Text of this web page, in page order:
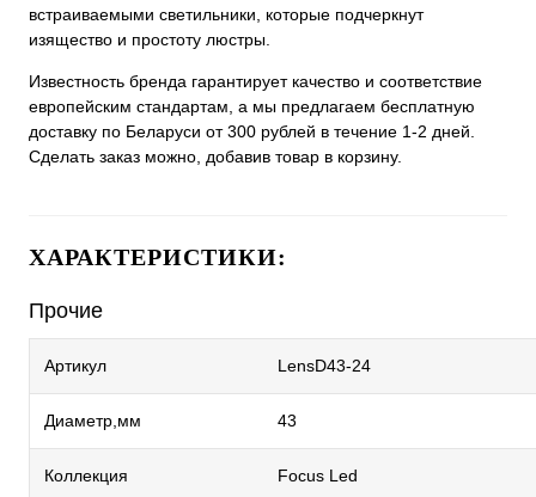
встраиваемыми светильники, которые подчеркнут
изящество и простоту люстры.
Известность бренда гарантирует качество и соответствие
европейским стандартам, а мы предлагаем бесплатную
доставку по Беларуси от 300 рублей в течение 1-2 дней.
Сделать заказ можно, добавив товар в корзину.
ХАРАКТЕРИСТИКИ:
Прочие
Артикул LensD43-24
Диаметр,мм 43
Коллекция Focus Led